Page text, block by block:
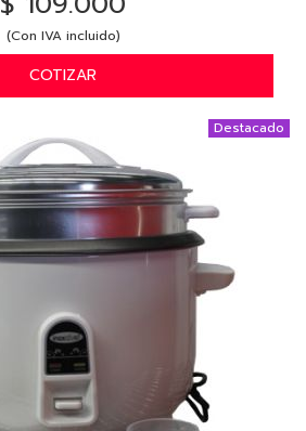
(Con IVA incluido)
COTIZAR
Destacado